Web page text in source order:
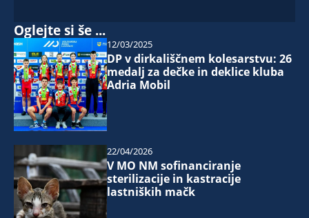
Oglejte si še ...
DP v dirkališčnem kolesarstvu: 26
medalj za dečke in deklice kluba
Adria Mobil
12/03/2025
V MO NM sofinanciranje
sterilizacije in kastracije
lastniških mačk
22/04/2026